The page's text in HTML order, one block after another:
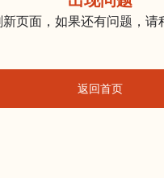
页面，如果还有问题，请
返回首页